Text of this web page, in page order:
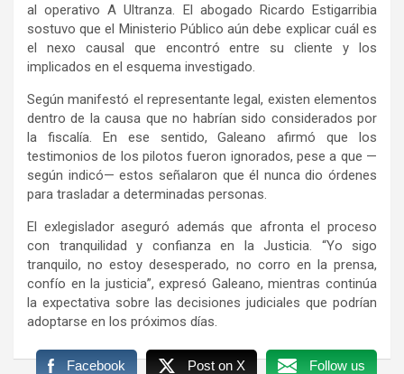
al operativo A Ultranza. El abogado Ricardo Estigarribia
sostuvo que el Ministerio Público aún debe explicar cuál es
el nexo causal que encontró entre su cliente y los
implicados en el esquema investigado.
Según manifestó el representante legal, existen elementos
dentro de la causa que no habrían sido considerados por
la fiscalía. En ese sentido, Galeano afirmó que los
testimonios de los pilotos fueron ignorados, pese a que —
según indicó— estos señalaron que él nunca dio órdenes
para trasladar a determinadas personas.
El exlegislador aseguró además que afronta el proceso
con tranquilidad y confianza en la Justicia. “Yo sigo
tranquilo, no estoy desesperado, no corro en la prensa,
confío en la justicia”, expresó Galeano, mientras continúa
la expectativa sobre las decisiones judiciales que podrían
adoptarse en los próximos días.
Facebook Post on X Follow us